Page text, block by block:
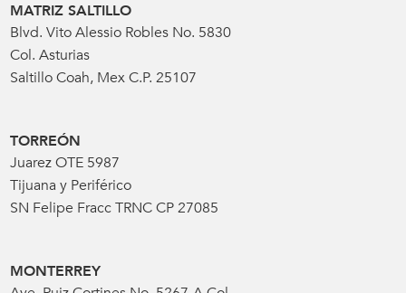
MATRIZ SALTILLO
Blvd. Vito Alessio Robles No. 5830
Col. Asturias
Saltillo Coah, Mex C.P. 25107
TORREÓN
Juarez OTE 5987
Tijuana y Periférico
SN Felipe Fracc TRNC CP 27085
MONTERREY